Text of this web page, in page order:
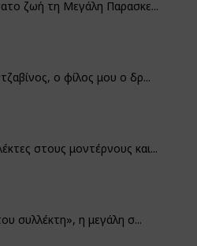
ζωή τη Μεγάλη Παρασκε...
ο φίλος μου ο δρ...
στους μοντέρνους και...
συλλέκτη», η μεγάλη σ...